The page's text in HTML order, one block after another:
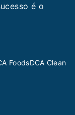
é o
FoodsDCA Clean